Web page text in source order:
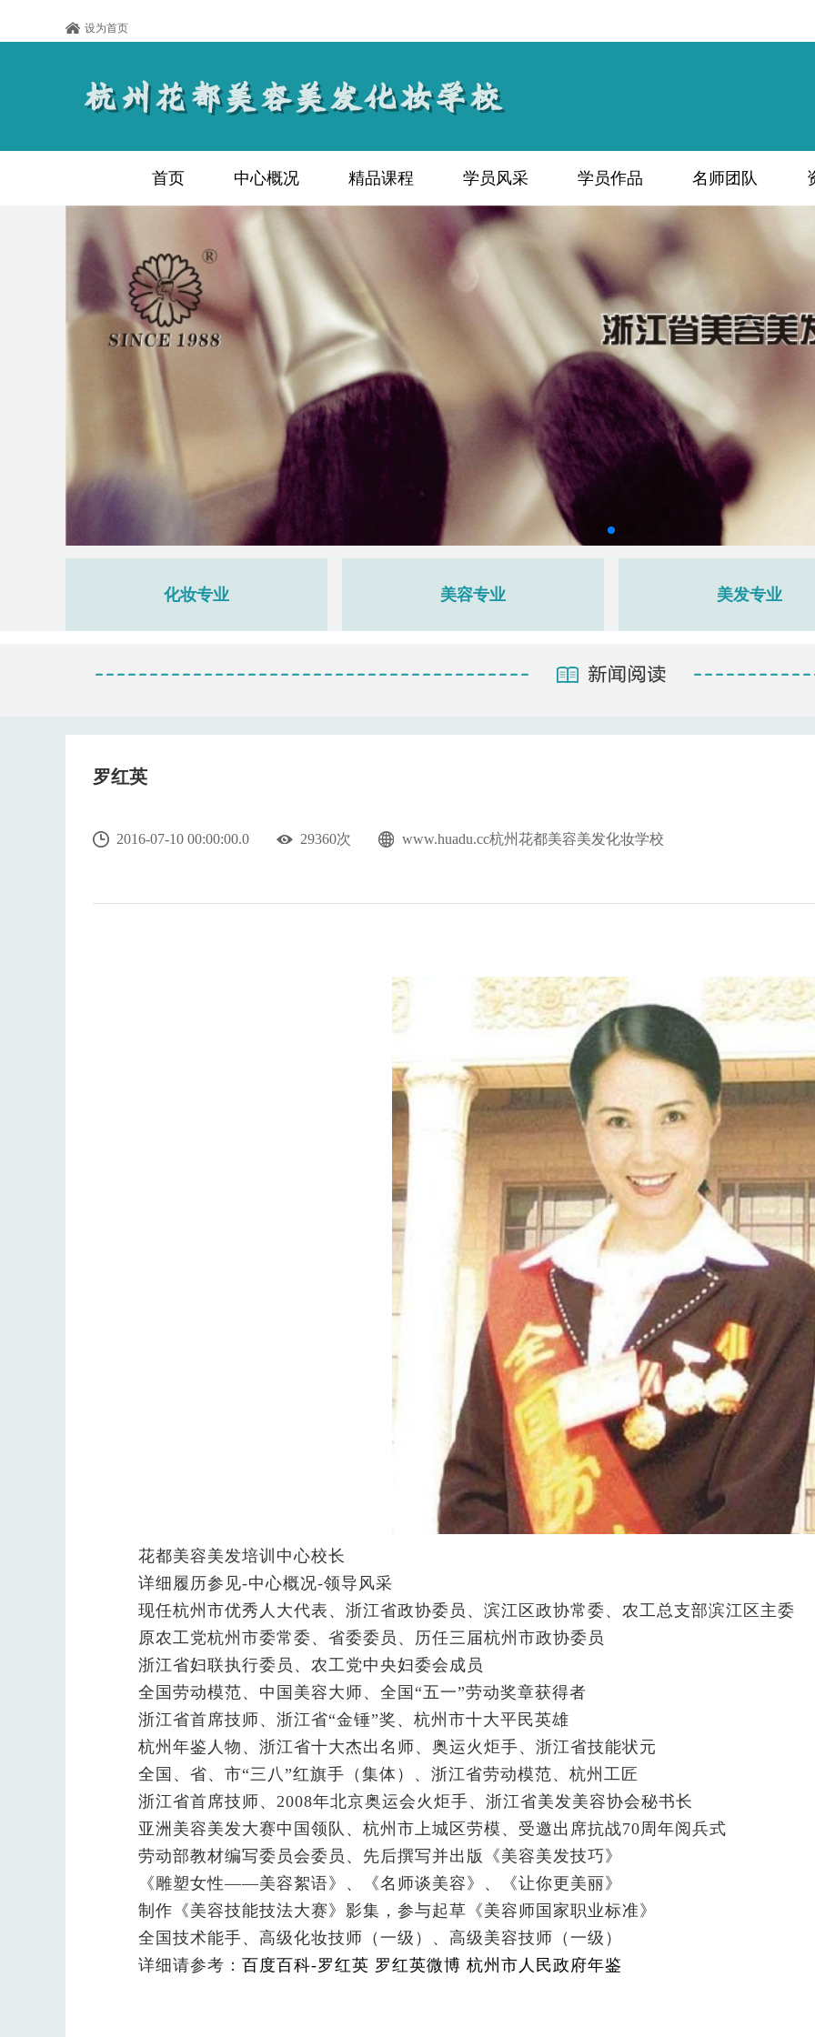
设为首页
首页 中心概况 精品课程 学员风采 学员作品 名师团队
化妆专业 美容专业 美发专业
罗红英
2016-07-10 00:00:00.0 29360次 www.huadu.cc杭州花都美容美发化妆学校
花都美容美发培训中心校长
详细履历参见-中心概况-领导风采
现任杭州市优秀人大代表、浙江省政协委员、滨江区政协常委、农工总支部滨江区主委
原农工党杭州市委常委、省委委员、历任三届杭州市政协委员
浙江省妇联执行委员、农工党中央妇委会成员
全国劳动模范、中国美容大师、全国“五一”劳动奖章获得者
浙江省首席技师、浙江省“金锤”奖、杭州市十大平民英雄
杭州年鉴人物、浙江省十大杰出名师、奥运火炬手、浙江省技能状元
全国、省、市“三八”红旗手（集体）、浙江省劳动模范、杭州工匠
浙江省首席技师、2008年北京奥运会火炬手、浙江省美发美容协会秘书长
亚洲美容美发大赛中国领队、杭州市上城区劳模、受邀出席抗战70周年阅兵式
劳动部教材编写委员会委员、先后撰写并出版《美容美发技巧》
《雕塑女性——美容絮语》、《名师谈美容》、《让你更美丽》
制作《美容技能技法大赛》影集，参与起草《美容师国家职业标准》
全国技术能手、高级化妆技师（一级）、高级美容技师（一级）
详细请参考： 百度百科-罗红英 罗红英微博 杭州市人民政府年鉴